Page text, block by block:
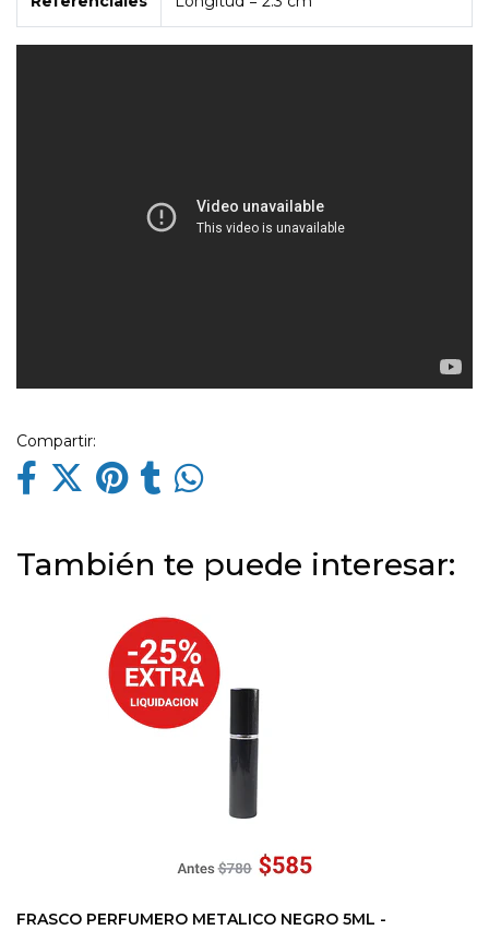
Compartir:
También te puede interesar:
FRASCO PERFUMERO METALICO NEGRO 5ML -